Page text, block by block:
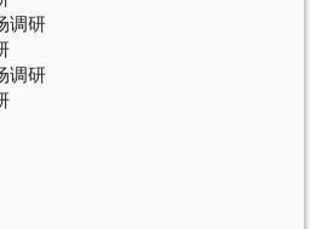
调研
调研
27, 2026
客户价值模型：RFM
保险客户分层中的